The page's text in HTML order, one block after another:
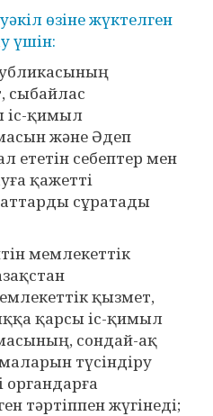
өзіне жүктелген
үшін:
сыбайлас
іс-қимыл
және Әдеп
ететін себептер мен
қажетті
сұратады
мемлекеттік
қызмет,
қарсы іс-қимыл
сондай-ақ
түсіндіру
органдарға
тәртіппен жүгінеді;